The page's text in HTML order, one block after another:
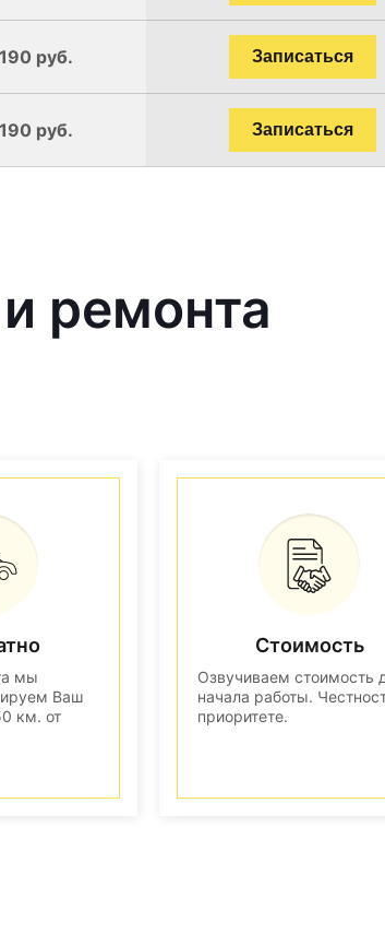
руб. Записаться
руб. Записаться
ремонта
мы
Ваш
км. от
Стоимость
Озвучиваем стоимость
начала работы.
приоритете.